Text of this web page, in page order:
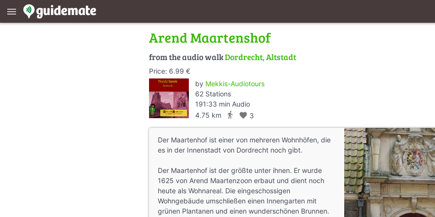
menu
Arend Maartenshof
from the audio walkDordrecht, Altstadt
Price: 6.99 €
by Mekkis-Audiotours
62 Stations
191:33 min Audio
4.75 km
directions_walk favorite 3
Der Maartenhof ist einer von mehreren Wohnhöfen, die
es in der Innenstadt von Dordrecht noch gibt.
Der Maartenhof ist der größte unter ihnen. Er wurde
1625 von Arend Maartenzoon erbaut und dient noch
heute als Wohnareal. Die eingeschossigen
Wohngebäude umschließen einen Innengarten mit
grünen Plantanen und einen wunderschönen Brunnen.